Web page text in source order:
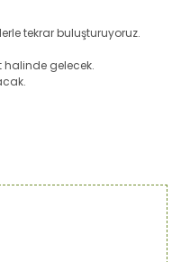
tekrar buluşturuyoruz.
halinde gelecek.
siz yapın!